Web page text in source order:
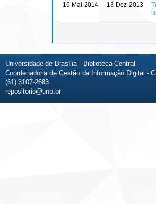
16-Mai-2014 13-Dez-2013
Universidade de Brasília - Biblioteca Central
Coordenadoria de Gestão da Informação Digital -
(61) 3107-2683
repositorio@unb.br